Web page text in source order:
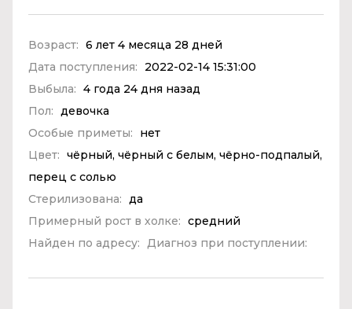
Возраст: 6 лет 4 месяца 28 дней
Дата поступления:
2022-02-14 15:31:00
Выбыла: 4 года 24 дня назад
Пол:
девочка
Особые приметы:
нет
Цвет: чёрный, чёрный с белым, чёрно-подпалый,
перец с солью
Стерилизована:
да
Примерный рост в холке: средний
Найден по адресу:
Диагноз при поступлении: